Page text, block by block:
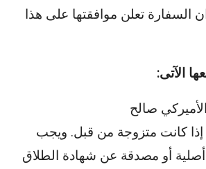
السفارة تعلن موافقتها على هذا
الآتى:
صالح
كانت متزوجة من قبل. ويجب
أو مصدقة عن شهادة الطلاق